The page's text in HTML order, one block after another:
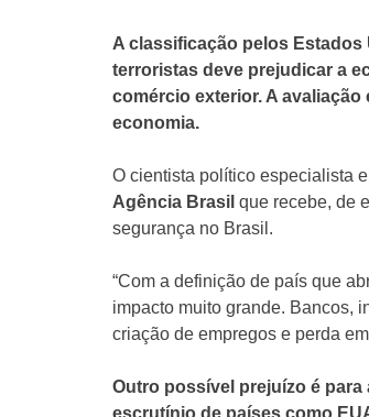
A classificação pelos
terroristas deve prejudicar a
comércio exterior. A
economia.
O cientista político especialista
Agência Brasil que recebe, de
segurança no Brasil.
“Com a definição de país que
impacto muito grande. Bancos,
criação de empregos e perda
Outro possível prejuízo é
escrutínio de países como